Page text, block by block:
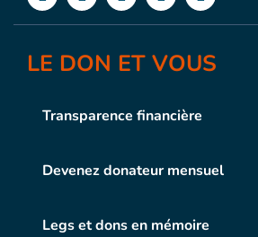
LE DON ET VOUS
Transparence financière
Devenez donateur mensuel
Legs et dons en mémoire